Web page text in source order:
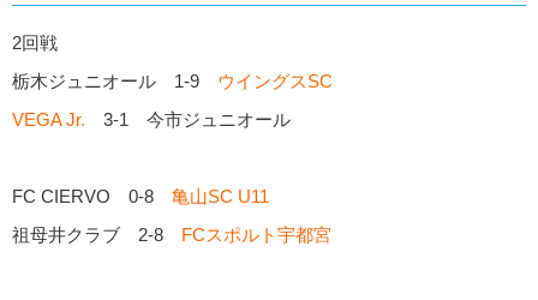
2回戦
栃木ジュニオール 1-9 ウイングスSC
VEGA Jr. 3-1 今市ジュニオール
FC CIERVO 0-8 亀山SC U11
祖母井クラブ 2-8 FCスポルト宇都宮